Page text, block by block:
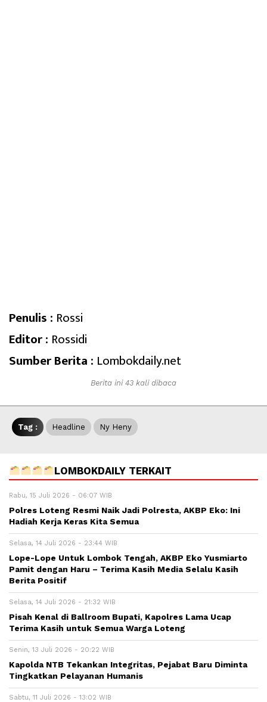
Penulis : Rossi
Editor : Rossidi
Sumber Berita : Lombokdaily.net
Berita ini 43 kali dibaca
Tag : Headline Ny Heny
LOMBOKDAILY TERKAIT
Rabu, 15 Juli 2026 - 06:07 WIB
Polres Loteng Resmi Naik Jadi Polresta, AKBP Eko: Ini
Hadiah Kerja Keras Kita Semua
Selasa, 14 Juli 2026 - 23:44 WIB
Lope-Lope Untuk Lombok Tengah, AKBP Eko Yusmiarto
Pamit dengan Haru – Terima Kasih Media Selalu Kasih
Berita Positif
Selasa, 14 Juli 2026 - 21:32 WIB
Pisah Kenal di Ballroom Bupati, Kapolres Lama Ucap
Terima Kasih untuk Semua Warga Loteng
Senin, 13 Juli 2026 - 20:22 WIB
Kapolda NTB Tekankan Integritas, Pejabat Baru Diminta
Tingkatkan Pelayanan Humanis
Sabtu, 11 Juli 2026 - 13:02 WIB